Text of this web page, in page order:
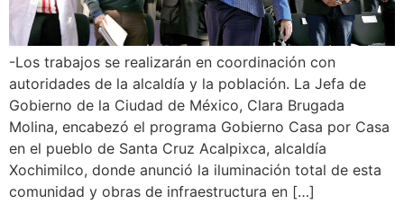
-Los trabajos se realizarán en coordinación con
autoridades de la alcaldía y la población. La Jefa de
Gobierno de la Ciudad de México, Clara Brugada
Molina, encabezó el programa Gobierno Casa por Casa
en el pueblo de Santa Cruz Acalpixca, alcaldía
Xochimilco, donde anunció la iluminación total de esta
comunidad y obras de infraestructura en […]